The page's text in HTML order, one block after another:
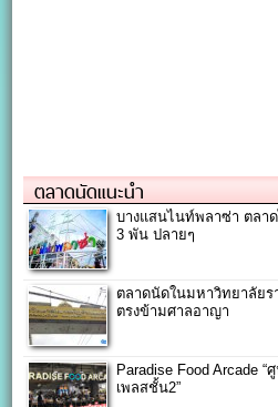
ตลาดนัดแนะนำ
บางแสนไนท์พลาซ่า ตลา
3 พัน ปลายๆ
ตลาดนัดในมหาวิทยาลัย
ตรงข้ามศาลอาญา
Paradise Food Arcade
เพลสชั้น2”